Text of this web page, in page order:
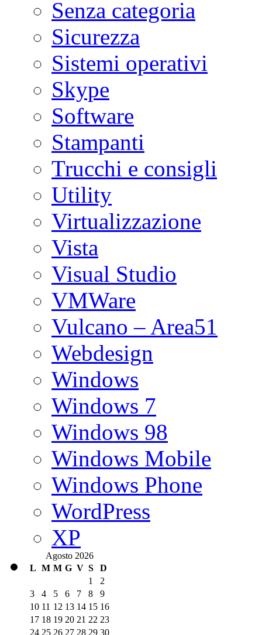
Senza categoria
Sicurezza
Sistemi operativi
Skype
Software
Stampanti
Trucchi e consigli
Utility
Virtualizzazione
Vista
Visual Studio
VMWare
Vulcano – Area51
Webdesign
Windows
Windows 7
Windows 98
Windows Mobile
Windows Phone
WordPress
XP
Agosto 2026
L M M G V S
D
1
2
3
4 5 6 7 8
9
10 11 12 13 14 15 16
17 18 19 20 21 22 23
24 25 26 27 28 29 30